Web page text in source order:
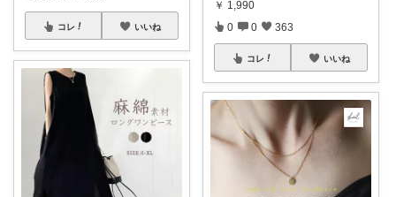
コレ いいね
￥ 1,990
0 0 363
コレ いいね